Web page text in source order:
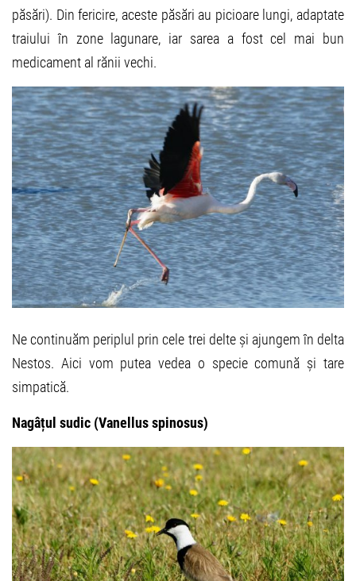
păsări). Din fericire, aceste păsări au picioare lungi, adaptate
traiului în zone lagunare, iar sarea a fost cel mai bun
medicament al rănii vechi.
Ne continuăm periplul prin cele trei delte și ajungem în delta
Nestos. Aici vom putea vedea o specie comună și tare
simpatică.
Nagâțul sudic (Vanellus spinosus)